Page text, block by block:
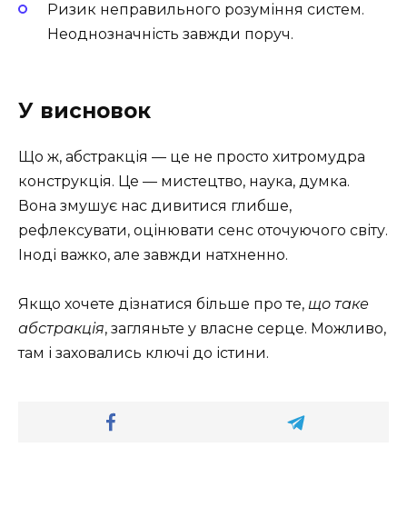
Ризик неправильного розуміння систем.
Неоднозначність завжди поруч.
У висновок
Що ж, абстракція — це не просто хитромудра
конструкція. Це — мистецтво, наука, думка.
Вона змушує нас дивитися глибше,
рефлексувати, оцінювати сенс оточуючого світу.
Іноді важко, але завжди натхненно.
Якщо хочете дізнатися більше про те, що таке
абстракція, загляньте у власне серце. Можливо,
там і заховались ключі до істини.